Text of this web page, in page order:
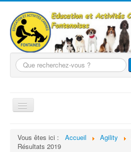
Que
recherchez-
vous
Basculer
la
Le club
Vous êtes ici : Accueil Agility
Résultats 2019